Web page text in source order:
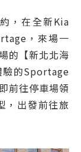
，在全新Kia
，來場一
的【新北北海
驗的Sportage
前往停車場領
出發前往旅